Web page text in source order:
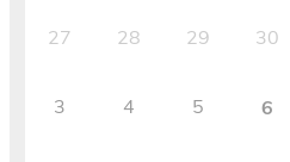
27 28 29 30
3 4 5 6